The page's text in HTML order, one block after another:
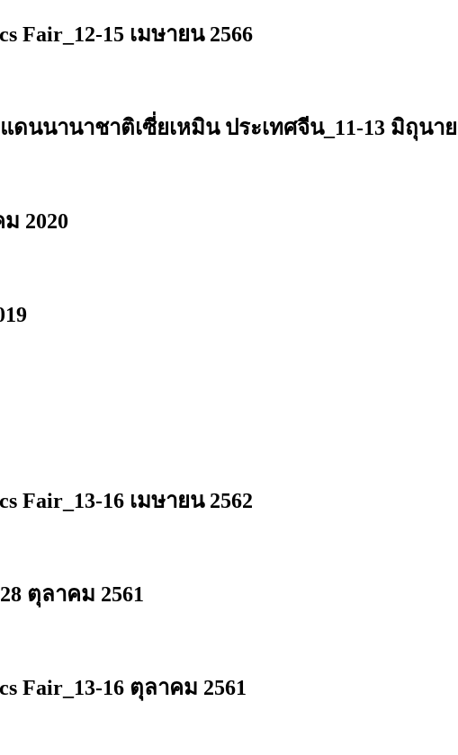
Fair_12-15 เมษายน 2566
นนานาชาติเซี่ยเหมิน ประเทศจีน_11-13 มิถุนาย
2020
Fair_13-16 เมษายน 2562
ตุลาคม 2561
Fair_13-16 ตุลาคม 2561